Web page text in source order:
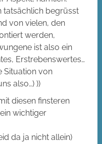
tatsächlich begrüsst
von vielen, den
werden,
ist also ein
Erstrebenswertes…
Situation von
also…) ))
diesen finsteren
wichtiger
da ja nicht allein)